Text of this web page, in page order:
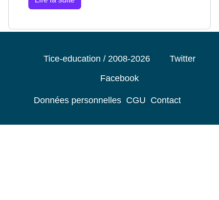
Tice-education / 2008-2026
Twitter
Facebook
Données personnelles CGU Contact